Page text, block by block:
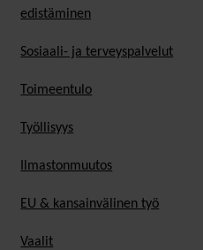
edistäminen
Sosiaali- ja terveyspalvelut
Toimeentulo
Työllisyys
Ilmastonmuutos
EU & kansainvälinen työ
Vaalit